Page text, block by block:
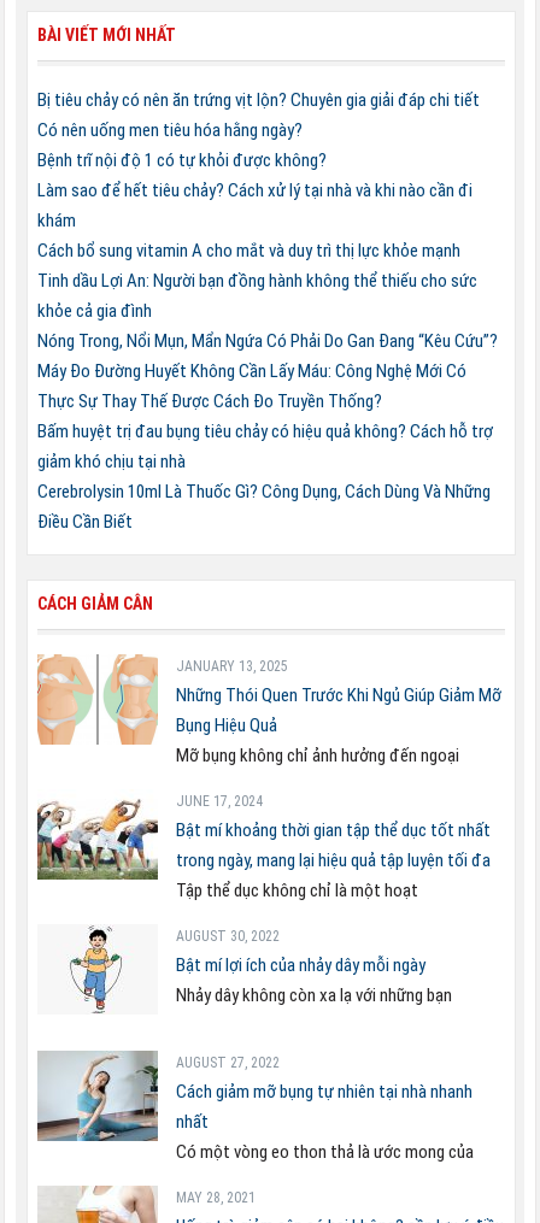
BÀI VIẾT MỚI NHẤT
Bị tiêu chảy có nên ăn trứng vịt lộn? Chuyên gia giải đáp chi tiết
Có nên uống men tiêu hóa hằng ngày?
Bệnh trĩ nội độ 1 có tự khỏi được không?
Làm sao để hết tiêu chảy? Cách xử lý tại nhà và khi nào cần đi
khám
Cách bổ sung vitamin A cho mắt và duy trì thị lực khỏe mạnh
Tinh dầu Lợi An: Người bạn đồng hành không thể thiếu cho sức
khỏe cả gia đình
Nóng Trong, Nổi Mụn, Mẩn Ngứa Có Phải Do Gan Đang “Kêu Cứu”?
Máy Đo Đường Huyết Không Cần Lấy Máu: Công Nghệ Mới Có
Thực Sự Thay Thế Được Cách Đo Truyền Thống?
Bấm huyệt trị đau bụng tiêu chảy có hiệu quả không? Cách hỗ trợ
giảm khó chịu tại nhà
Cerebrolysin 10ml Là Thuốc Gì? Công Dụng, Cách Dùng Và Những
Điều Cần Biết
CÁCH GIẢM CÂN
JANUARY 13, 2025
Những Thói Quen Trước Khi Ngủ Giúp Giảm Mỡ
Bụng Hiệu Quả
Mỡ bụng không chỉ ảnh hưởng đến ngoại
JUNE 17, 2024
Bật mí khoảng thời gian tập thể dục tốt nhất
trong ngày, mang lại hiệu quả tập luyện tối đa
Tập thể dục không chỉ là một hoạt
AUGUST 30, 2022
Bật mí lợi ích của nhảy dây mỗi ngày
Nhảy dây không còn xa lạ với những bạn
AUGUST 27, 2022
Cách giảm mỡ bụng tự nhiên tại nhà nhanh
nhất
Có một vòng eo thon thả là ước mong của
MAY 28, 2021